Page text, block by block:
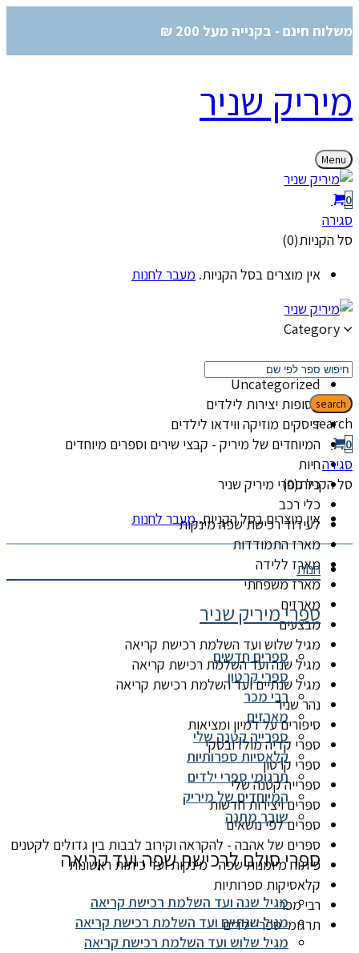
משלוח חינם - בקנייה מעל 200 ₪
מיריק שניר
Menu
0
סגירה
סל הקניות(0)
אין מוצרים בסל הקניות. מעבר לחנות
Category
קטגוריות
Uncategorized
אסופות יצירות לילדים
דיסקים מוזיקה ווידאו לילדים
המיוחדים של מיריק - קבצי שירים וספרים מיוחדים
חיות
כל ספרי מיריק שניר
כלי רכב
לעידוד רכישת שפה מינקות
מארז התמודדות
מארז ללידה
מארז משפחתי
מארזים
מבצעים
מגיל שלוש ועד השלמת רכישת קריאה
מגיל שנה ועד השלמת רכישת קריאה
מגיל שנתיים ועד השלמת רכישת קריאה
נהר שניר
סיפורים על דמיון ומציאות
ספרי קדיה מולדובסקי
ספרי קרטון
ספרייה קטנה שלי
ספרים ויצירות חדשות
ספרים לפי נושאים
ספרים של אהבה - להקראה וקירוב לבבות בין גדולים לקטנים
פיתוח מיומנות שפה - מינקות ועד כיתות ראשונות
קלאסיקות ספרותיות
רבי מכר
תרגומי ספרי ילדים
search
search
0
סגירה
סל הקניות(0)
אין מוצרים בסל הקניות. מעבר לחנות
חנות
ספרי מיריק שניר
ספרים חדשים
ספרי קרטון
רבי מכר
מארזים
ספרייה קטנה שלי
קלאסיות ספרותיות
תרגומי ספרי ילדים
המיוחדים של מיריק
שובר מתנה
ספרי סולם לרכישת שפה ועד קריאה
מגיל שנה ועד השלמת רכישת קריאה
מגיל שנתיים ועד השלמת רכישת קריאה
מגיל שלוש ועד השלמת רכישת קריאה